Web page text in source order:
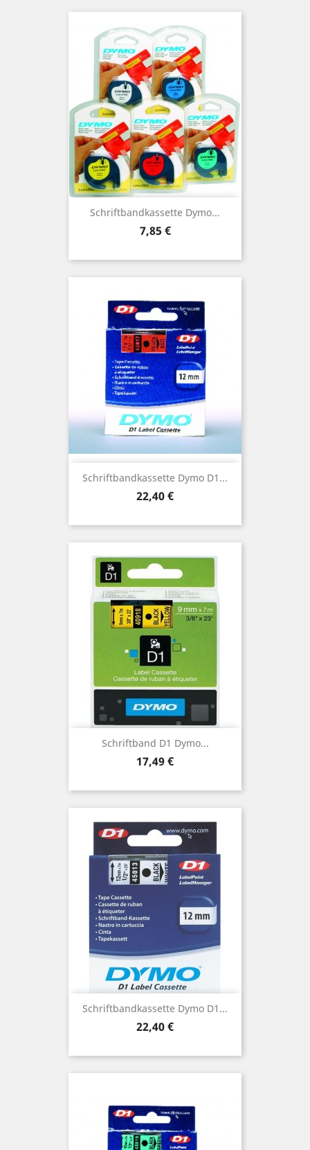
Schriftbandkassette Dymo...
Preis
7,85 €
Schriftbandkassette Dymo D1...
Preis
22,40 €
Schriftband D1 Dymo...
Preis
17,49 €
Schriftbandkassette Dymo D1...
Preis
22,40 €